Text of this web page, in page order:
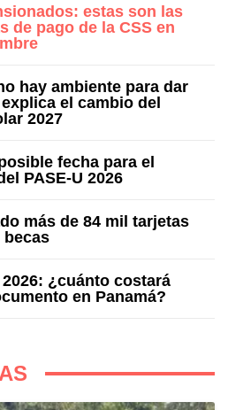
estas son las
de pago de la CSS en
hay ambiente para dar
el cambio del
2027
fecha para el
PASE-U 2026
más de 84 mil tarjetas
becas
¿cuánto costará
en Panamá?